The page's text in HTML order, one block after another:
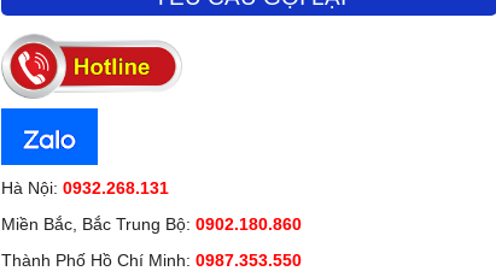
Hà Nội: 0932.268.131
Miền Bắc, Bắc Trung Bộ: 0902.180.860
Thành Phố Hồ Chí Minh: 0987.353.550